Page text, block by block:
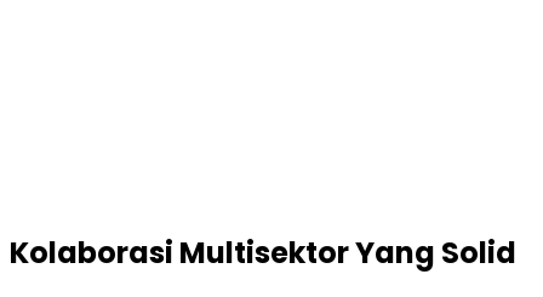
Kolaborasi Multisektor Yang Solid